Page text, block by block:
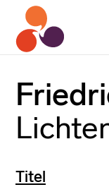
Titel